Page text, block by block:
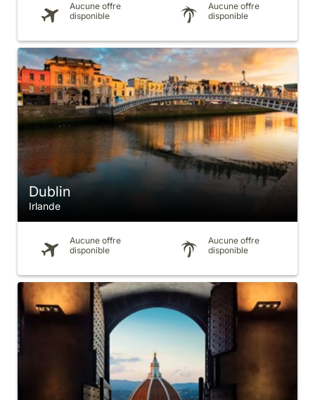
Aucune offre
disponible
Aucune offre
disponible
Dublin
Irlande
Aucune offre
disponible
Aucune offre
disponible